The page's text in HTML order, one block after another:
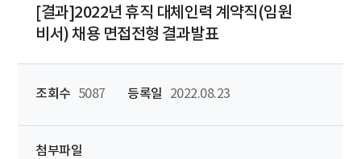
[결과]2022년 휴직 대체인력 계약직(임원
비서) 채용 면접전형 결과발표
조회수 5087 등록일 2022.08.23
첨부파일